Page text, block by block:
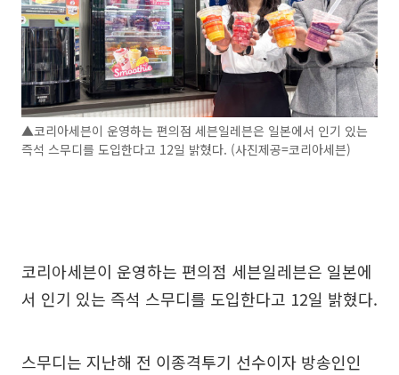
▲코리아세븐이 운영하는 편의점 세븐일레븐은 일본에서 인기 있는
즉석 스무디를 도입한다고 12일 밝혔다. (사진제공=코리아세븐)
코리아세븐이 운영하는 편의점 세븐일레븐은 일본에
서 인기 있는 즉석 스무디를 도입한다고 12일 밝혔다.
스무디는 지난해 전 이종격투기 선수이자 방송인인